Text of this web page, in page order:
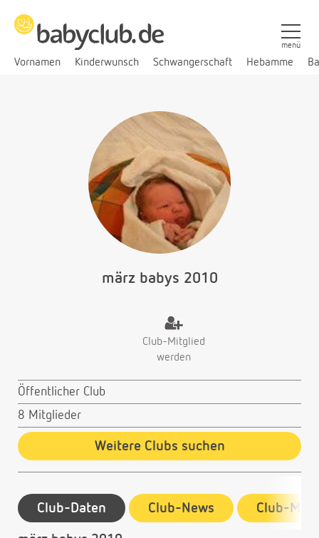
Vornamen Kinderwunsch Schwangerschaft Hebamme
menü
märz babys 2010
Club-Mitglied
werden
Öffentlicher Club
8 Mitglieder
Weitere Clubs suchen
Club-Daten Club-News Club-